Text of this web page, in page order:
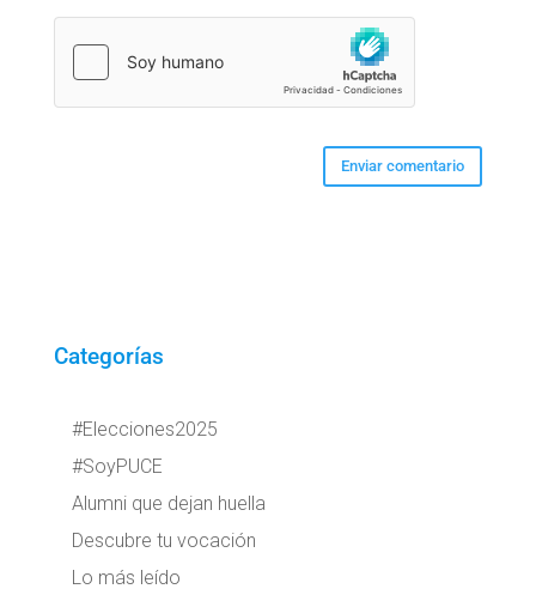
Categorías
#Elecciones2025
#SoyPUCE
Alumni que dejan huella
Descubre tu vocación
Lo más leído